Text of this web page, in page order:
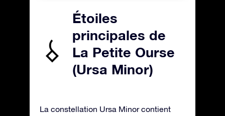
Étoiles
principales de
La Petite Ourse
(Ursa Minor)
La constellation Ursa Minor contient